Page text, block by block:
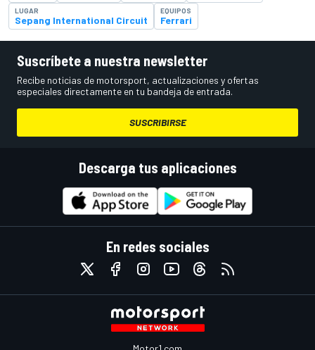
LUGAR
Sepang International Circuit
EQUIPOS
Ferrari
Suscríbete a nuestra newsletter
Recibe noticias de motorsport, actualizaciones y ofertas
especiales directamente en tu bandeja de entrada.
SUSCRIBIRSE
Descarga tus aplicaciones
En redes sociales